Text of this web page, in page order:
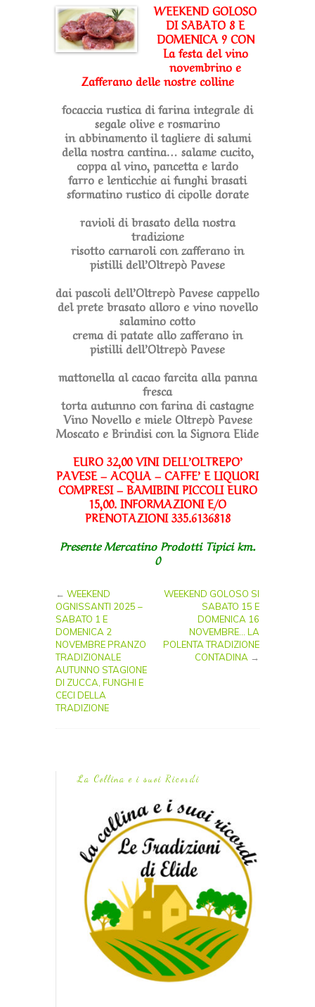
WEEKEND GOLOSO
DI SABATO 8 E
DOMENICA 9 CON
La festa del vino
novembrino e
Zafferano delle nostre colline
focaccia rustica di farina integrale di
segale olive e rosmarino
in abbinamento il tagliere di salumi
della nostra cantina… salame cucito,
coppa al vino, pancetta e lardo
farro e lenticchie ai funghi brasati
sformatino rustico di cipolle dorate
ravioli di brasato della nostra
tradizione
risotto carnaroli con zafferano in
pistilli dell’Oltrepò Pavese
dai pascoli dell’Oltrepò Pavese cappello
del prete brasato alloro e vino novello
salamino cotto
crema di patate allo zafferano in
pistilli dell’Oltrepò Pavese
mattonella al cacao farcita alla panna
fresca
torta autunno con farina di castagne
Vino Novello e miele Oltrepò Pavese
Moscato e Brindisi con la Signora Elide
EURO 32,00 VINI DELL’OLTREPO’
PAVESE – ACQUA – CAFFE’ E LIQUORI
COMPRESI – BAMIBINI PICCOLI EURO
15,00. INFORMAZIONI E/O
PRENOTAZIONI 335.6136818
Presente Mercatino Prodotti Tipici km.
0
← WEEKEND
OGNISSANTI 2025 –
SABATO 1 E
DOMENICA 2
NOVEMBRE PRANZO
TRADIZIONALE
AUTUNNO STAGIONE
DI ZUCCA, FUNGHI E
CECI DELLA
TRADIZIONE
WEEKEND GOLOSO SI
SABATO 15 E
DOMENICA 16
NOVEMBRE… LA
POLENTA TRADIZIONE
CONTADINA →
La Collina e i suoi Ricordi